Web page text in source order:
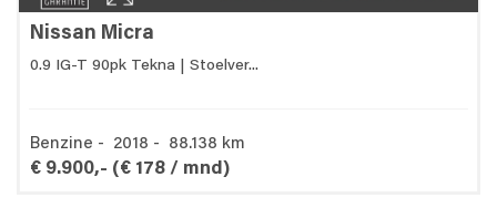
Nissan Micra
0.9 IG-T 90pk Tekna | Stoelver...
Benzine - 2018 - 88.138 km
€ 9.900,- (€ 178 / mnd)